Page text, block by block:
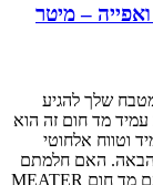
– מיטר
להגיע
עמיד מד חום זה הוא
וטווח אלחוטי
האם חלמתם
על צריבה מושלמת של סטייק מעל להבה פתוחה? עם מד חום MEATER